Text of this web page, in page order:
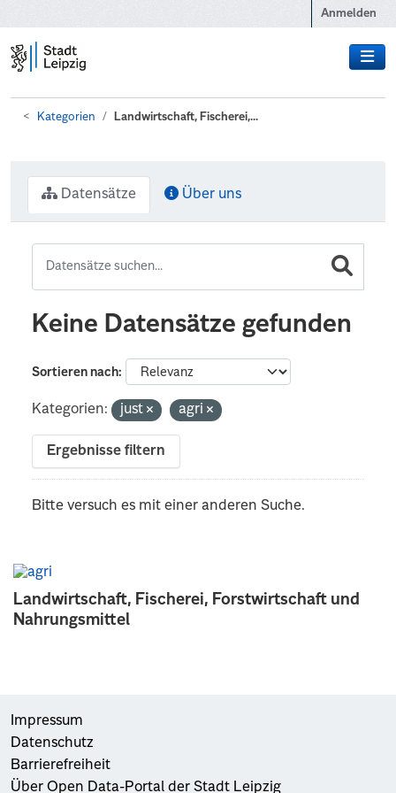
Anmelden
Kategorien Landwirtschaft, Fischerei,...
Landwirtschaft, Fischerei, Forstwirtschaft und
Nahrungsmittel
Datensätze Über uns
Keine Datensätze gefunden
Sortieren nach
Kategorien: just agri
Ergebnisse filtern
Bitte versuch es mit einer anderen Suche.
Impressum
Datenschutz
Barrierefreiheit
Über Open Data-Portal der Stadt Leipzig